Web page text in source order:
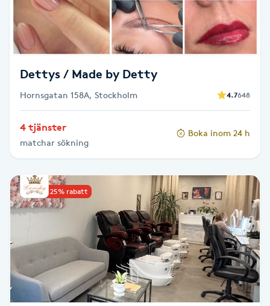
Makeup
Manikyr & Pedikyr
Massage
Medial vägledning
Medicinsk massage
Meditation
Medium
Megavolymfransar
Dettys / Made by Detty
Hornsgatan 158A, Stockholm 4.7648
4 tjänster
matchar sökning
Boka inom 24 h
Upp till 25% rabatt